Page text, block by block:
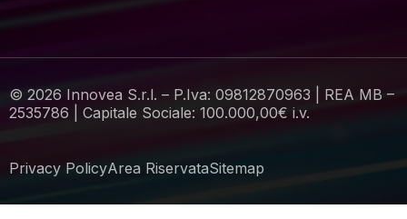
© 2026 Innovea S.r.l. – P.Iva: 09812870963 | REA MB –
2535786 | Capitale Sociale: 100.000,00€ i.v.
Privacy PolicyArea RiservataSitemap